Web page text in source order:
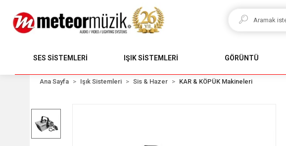
SES SİSTEMLERİ IŞIK SİSTEMLERİ GÖRÜNTÜ
Ana Sayfa Işık Sistemleri Sis & Hazer KAR & KÖPÜK Makineleri